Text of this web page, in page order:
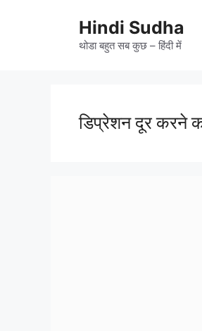
Hindi Sudha
थोडा बहुत सब कुछ – हिंदी में
डिप्रेशन दूर करने